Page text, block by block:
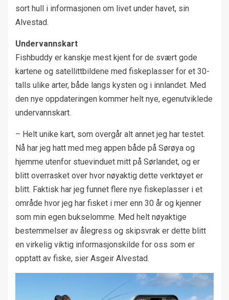
sort hull i informasjonen om livet under havet, sin
Alvestad.
Undervannskart
Fishbuddy er kanskje mest kjent for de svært gode
kartene og satellittbildene med fiskeplasser for et 30-
talls ulike arter, både langs kysten og i innlandet. Med
den nye oppdateringen kommer helt nye, egenutviklede
undervannskart.
– Helt unike kart, som overgår alt annet jeg har testet.
Nå har jeg hatt med meg appen både på Sørøya og
hjemme utenfor stuevinduet mitt på Sørlandet, og er
blitt overrasket over hvor nøyaktig dette verktøyet er
blitt. Faktisk har jeg funnet flere nye fiskeplasser i et
område hvor jeg har fisket i mer enn 30 år og kjenner
som min egen bukselomme. Med helt nøyaktige
bestemmelser av ålegress og skipsvrak er dette blitt
en virkelig viktig informasjonskilde for oss som er
opptatt av fiske, sier Asgeir Alvestad.